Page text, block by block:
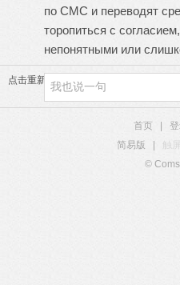
по СМС и переводят
торопиться с
непонятными или
点击重新加载
首页
简易版
触
©